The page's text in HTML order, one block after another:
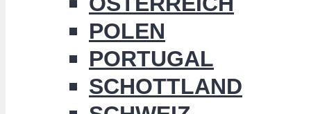
POLEN
PORTUGAL
SCHOTTLAND